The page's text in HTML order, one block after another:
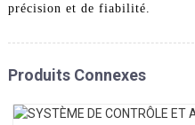
précision et de fiabilité.
Produits Connexes